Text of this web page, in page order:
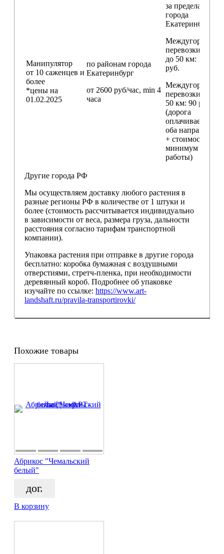
Манипулятор
от 10 саженцев и
более
*цены на
01.02.2025
по районам города
Екатеринбург
от 2600 руб/час, min 4
часа
за пределами
города
Екатеринбург
Междугородние
перевозки
до 50 км: 18 000
руб.
Междугородние
перевозки
50 км: 90 руб./км
(дорога
оплачивается в
оба направления
+ стоимость
минимум 4
работы)
Другие города РФ
Мы осуществляем доставку любого растения в
разные регионы РФ в количестве от 1 штуки и
более (стоимость рассчитывается индивидуально
в зависимости от веса, размера груза, дальности
расстояния согласно тарифам транспортной
компании).
Упаковка растения при отправке в другие города
бесплатно: коробка бумажная с воздушными
отверстиями, стретч-пленка, при необходимости
деревянный короб. Подробнее об упаковке
изучайте по ссылке: https://www.art-
landshaft.ru/pravila-transportirovki/
Похожие товары
Абрикос "Чемальский
белый"
дог.
В корзину